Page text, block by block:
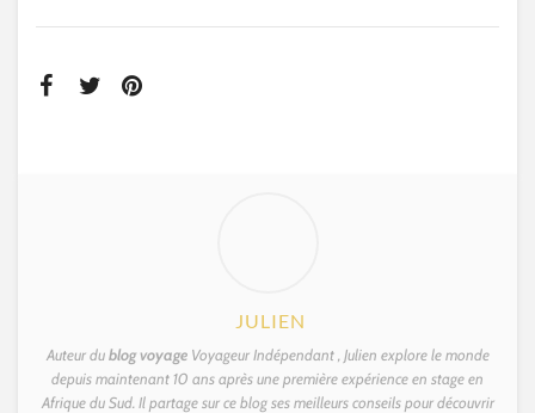
JULIEN
Auteur dublog voyageVoyageur Indépendant , Julien explore le monde
depuis maintenant 10 ans après une première expérience en stage en
Afrique du Sud. Il partage sur ce blog ses meilleurs conseils pour découvrir